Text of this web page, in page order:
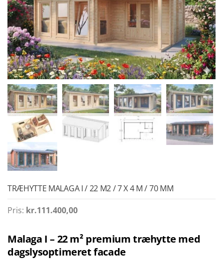
TRÆHYTTE MALAGA I / 22 M2 / 7 X 4 M / 70 MM
Pris: kr.111.400,00
Malaga I – 22 m² premium træhytte med
dagslysoptimeret facade